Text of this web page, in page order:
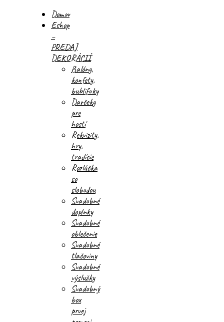
Domov
Eshop
–
PREDAJ
DEKORÁCIÍ
Balóny,
konfety,
bublifuky
Darčeky
pre
hostí
Rekvizity,
hry,
tradície
Rozlúčka
so
slobodou
Svadobné
doplnky
Svadobné
oblečenie
Svadobné
tlačoviny
Svadobné
výslužky
Svadobný
box
prvej